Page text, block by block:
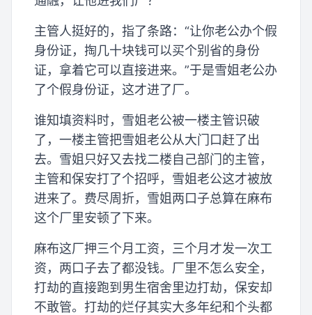
主管人挺好的，指了条路：“让你老公办个假
身份证，掏几十块钱可以买个别省的身份
证，拿着它可以直接进来。”于是雪姐老公办
了个假身份证，这才进了厂。
谁知填资料时，雪姐老公被一楼主管识破
了，一楼主管把雪姐老公从大门口赶了出
去。雪姐只好又去找二楼自己部门的主管，
主管和保安打了个招呼，雪姐老公这才被放
进来了。费尽周折，雪姐两口子总算在麻布
这个厂里安顿了下来。
麻布这厂押三个月工资，三个月才发一次工
资，两口子去了都没钱。厂里不怎么安全，
打劫的直接跑到男生宿舍里边打劫，保安却
不敢管。打劫的烂仔其实大多年纪和个头都